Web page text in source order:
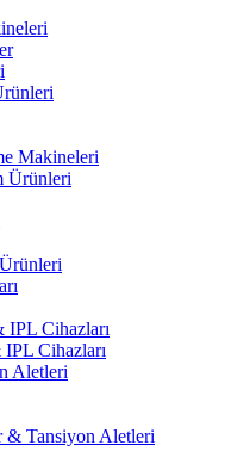
Makineleri
Ürünleri
IPL Cihazları
Cihazları
Aletleri
& Tansiyon Aletleri